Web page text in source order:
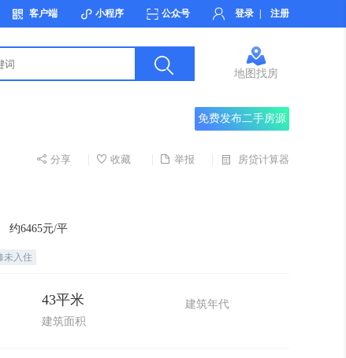
客户端 小程序 公众号 登录 注册
地图找房
免费发布二手房源
分享 收藏 举报
房贷计算器
约6465元/平
未入住
43平米
建筑面积
建筑年代